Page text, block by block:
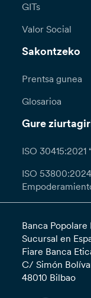
GITs
Valor Social
Sakontzeko
Prentsa gunea
Glosarioa
Gure
ISO
ISO
Banca Popolare
Sucursal en
Fiare Banca
C/ Simón
48010 Bilbao